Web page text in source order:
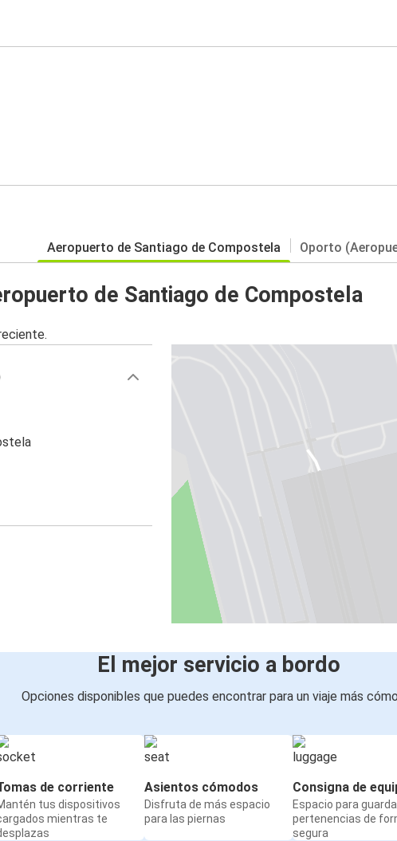
Aeropuerto de Santiago de Compostela Oporto
de Santiago de Compostela
El mejor servicio a bordo
Opciones disponibles que puedes encontrar para un viaje más
de corriente
tus dispositivos
mientras te
Asientos cómodos
Disfruta de más espacio
para las piernas
Consigna de
Espacio para
pertenencias de
segura